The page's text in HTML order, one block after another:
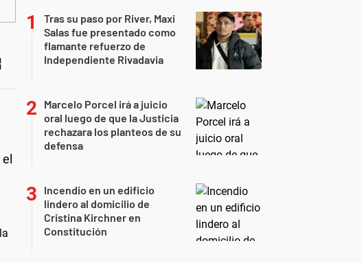
el
Tras su paso por River, Maxi
Salas fue presentado como
flamante refuerzo de
Independiente Rivadavia
Marcelo Porcel irá a juicio
oral luego de que la Justicia
rechazara los planteos de su
defensa
Incendio en un edificio
lindero al domicilio de
Cristina Kirchner en
Constitución